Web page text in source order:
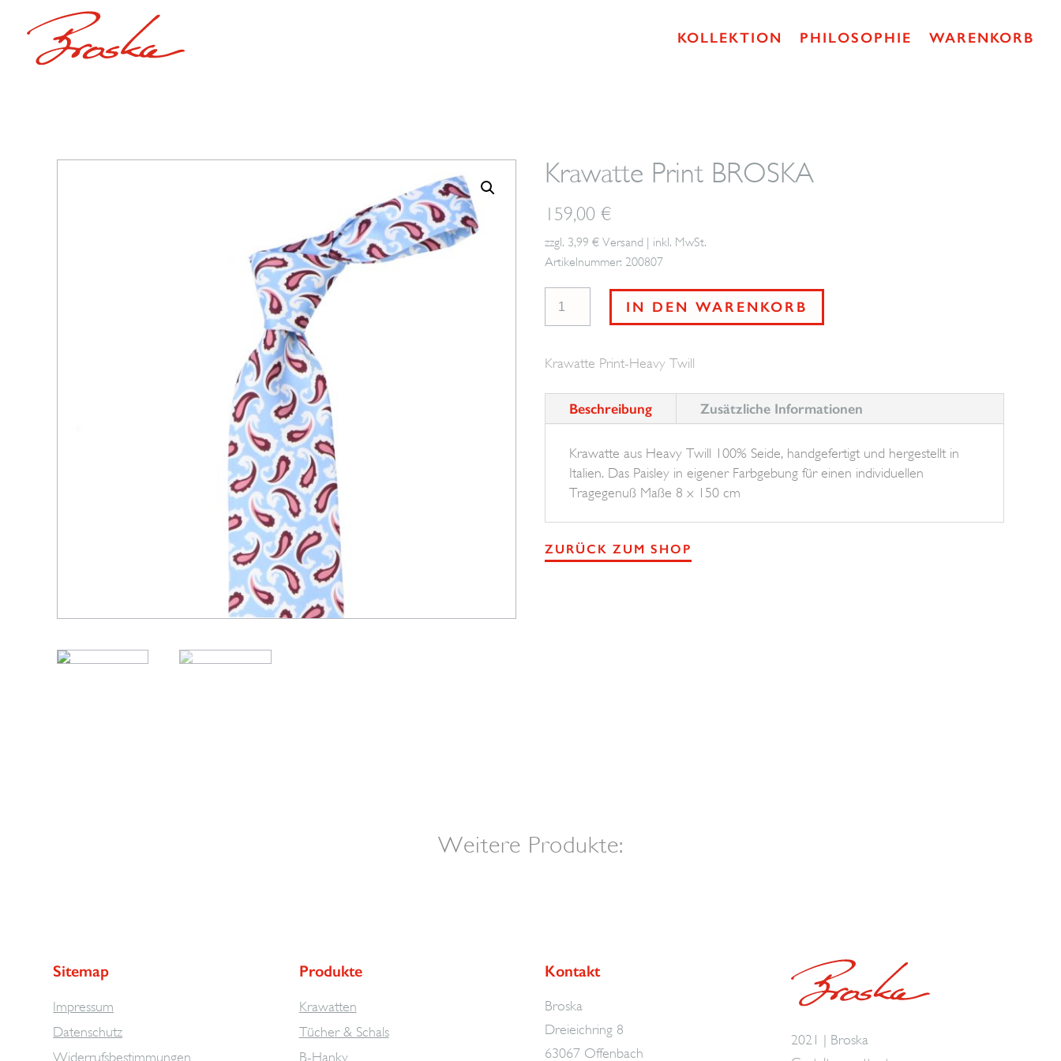
KOLLEKTION PHILOSOPHIE WARENKORB
Krawatte Print BROSKA
159,00 €
zzgl. 3,99 € Versand | inkl. MwSt.
Artikelnummer: 200807
Menge
IN DEN WARENKORB
Krawatte Print-Heavy Twill
Beschreibung Zusätzliche Informationen
Krawatte aus Heavy Twill 100% Seide, handgefertigt und hergestellt in
Italien. Das Paisley in eigener Farbgebung für einen individuellen
Tragegenuß Maße 8 x 150 cm
ZURÜCK ZUM SHOP
Weitere Produkte:
Sitemap
Impressum
Datenschutz
Widerrufsbestimmungen
Produkte
Krawatten
Tücher & Schals
B-Hanky
Kontakt
Broska
Dreieichring 8
63067 Offenbach
2021 | Broska